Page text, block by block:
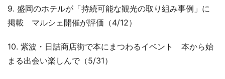
9. 盛岡のホテルが「持続可能な観光の取り組み事例」に
掲載 マルシェ開催が評価（4/12）
10. 紫波・日詰商店街で本にまつわるイベント 本から始
まる出会い楽しんで（5/31）